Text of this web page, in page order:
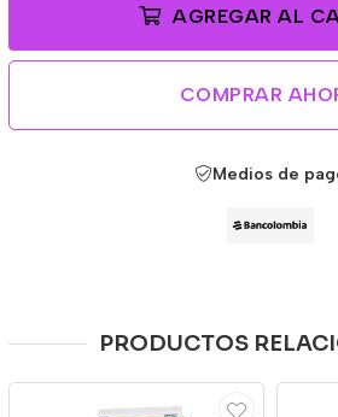
AGREGAR AL
COMPRAR
Medios de
PRODUCTOS